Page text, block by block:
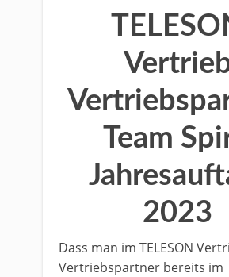
Team
2023
Dass man im TELESON
Vertriebspartner bereits im